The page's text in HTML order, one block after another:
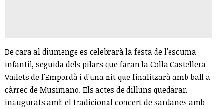
De cara al diumenge es celebrarà la festa de l'escuma
infantil, seguida dels pilars que faran la Colla Castellera
Vailets de l'Empordà i d'una nit que finalitzarà amb ball a
càrrec de Musimano. Els actes de dilluns quedaran
inaugurats amb el tradicional concert de sardanes amb